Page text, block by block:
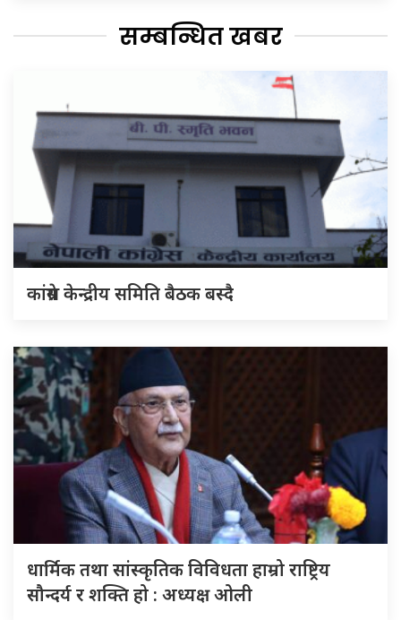
सम्बन्धित खबर
कांग्रेस केन्द्रीय समिति बैठक बस्दै
धार्मिक तथा सांस्कृतिक विविधता हाम्रो राष्ट्रिय
सौन्दर्य र शक्ति हो : अध्यक्ष ओली